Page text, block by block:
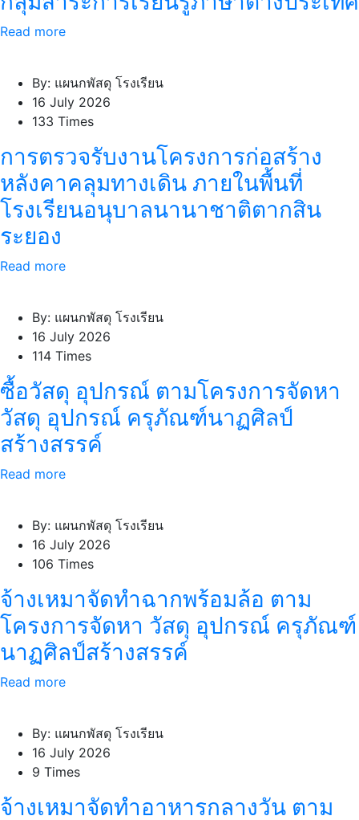
Read more
By: แผนกพัสดุ โรงเรียน
16 July 2026
133 Times
การตรวจรับงานโครงการก่อสร้าง
หลังคาคลุมทางเดิน ภายในพื้นที่
โรงเรียนอนุบาลนานาชาติตากสิน
ระยอง
Read more
By: แผนกพัสดุ โรงเรียน
16 July 2026
114 Times
ซื้อวัสดุ อุปกรณ์ ตามโครงการจัดหา
วัสดุ อุปกรณ์ ครุภัณฑ์นาฏศิลป์
สร้างสรรค์
Read more
By: แผนกพัสดุ โรงเรียน
16 July 2026
106 Times
จ้างเหมาจัดทำฉากพร้อมล้อ ตาม
โครงการจัดหา วัสดุ อุปกรณ์ ครุภัณฑ์
นาฏศิลป์สร้างสรรค์
Read more
By: แผนกพัสดุ โรงเรียน
16 July 2026
9 Times
จ้างเหมาจัดทำอาหารกลางวัน ตาม